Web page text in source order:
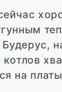
на